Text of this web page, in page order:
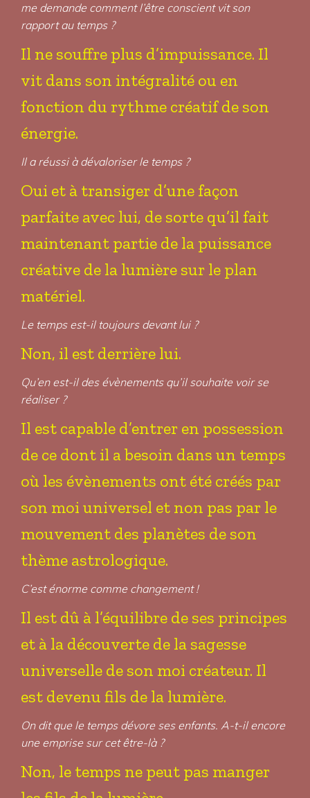
me demande comment l’être conscient vit son
rapport au temps ?
Il ne souffre plus d’impuissance. Il
vit dans son intégralité ou en
fonction du rythme créatif de son
énergie.
Il a réussi à dévaloriser le temps ?
Oui et à transiger d’une façon
parfaite avec lui, de sorte qu’il fait
maintenant partie de la puissance
créative de la lumière sur le plan
matériel.
Le temps est-il toujours devant lui ?
Non, il est derrière lui.
Qu’en est-il des évènements qu’il souhaite voir se
réaliser ?
Il est capable d’entrer en possession
de ce dont il a besoin dans un temps
où les évènements ont été créés par
son moi universel et non pas par le
mouvement des planètes de son
thème astrologique.
C’est énorme comme changement !
Il est dû à l’équilibre de ses principes
et à la découverte de la sagesse
universelle de son moi créateur. Il
est devenu fils de la lumière.
On dit que le temps dévore ses enfants. A-t-il encore
une emprise sur cet être-là ?
Non, le temps ne peut pas manger